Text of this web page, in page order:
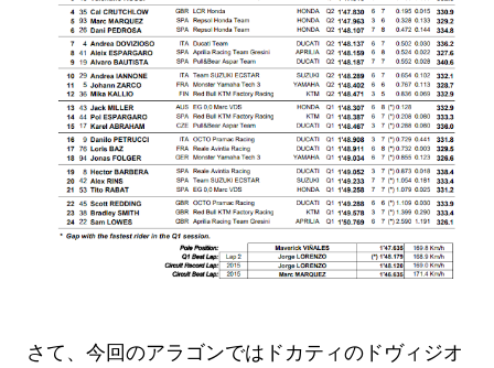
さて、今回のアラゴンではドカティのドヴィジオ